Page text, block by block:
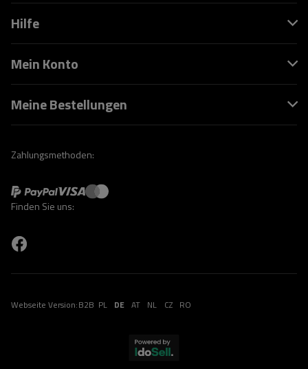
Hilfe
Mein Konto
Meine Bestellungen
Zahlungsmethoden:
Finden Sie uns:
Webseite Version:B2B PL DE AT NL CZ RO